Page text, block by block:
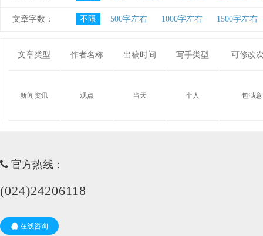
文章字数： 不限 500字左右 1000字左右 1500字左右
文章类型 作者名称 出稿时间 写手类型 可修改
新闻资讯 观点 当天 个人 包满意
官方热线：
(024)24206118
在线咨询